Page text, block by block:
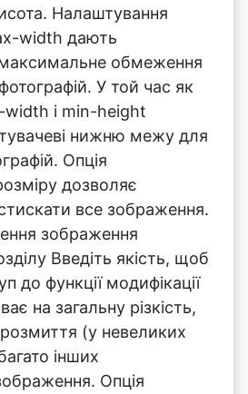
У той час як
і min-height
нижню межу для
Опція
дозволяє
все зображення.
зображення
Введіть якість, щоб
до функції модифікації
на загальну різкість,
розмиття (у невеликих
інших
Опція
користувачеві
після його